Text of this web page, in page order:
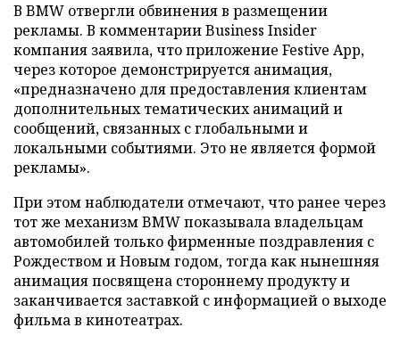
В BMW отвергли обвинения в размещении
рекламы. В комментарии Business Insider
компания заявила, что приложение Festive App,
через которое демонстрируется анимация,
«предназначено для предоставления клиентам
дополнительных тематических анимаций и
сообщений, связанных с глобальными и
локальными событиями. Это не является формой
рекламы».
При этом наблюдатели отмечают, что ранее через
тот же механизм BMW показывала владельцам
автомобилей только фирменные поздравления с
Рождеством и Новым годом, тогда как нынешняя
анимация посвящена стороннему продукту и
заканчивается заставкой с информацией о выходе
фильма в кинотеатрах.